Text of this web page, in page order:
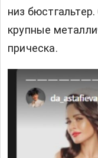
низ
крупные
прическа.